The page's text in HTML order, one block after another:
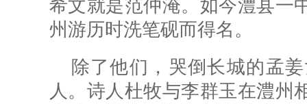
希文就是范仲淹。如今澧县一
州游历时洗笔砚而得名。
除了他们，哭倒长城的孟
人。诗人杜牧与李群玉在澧州